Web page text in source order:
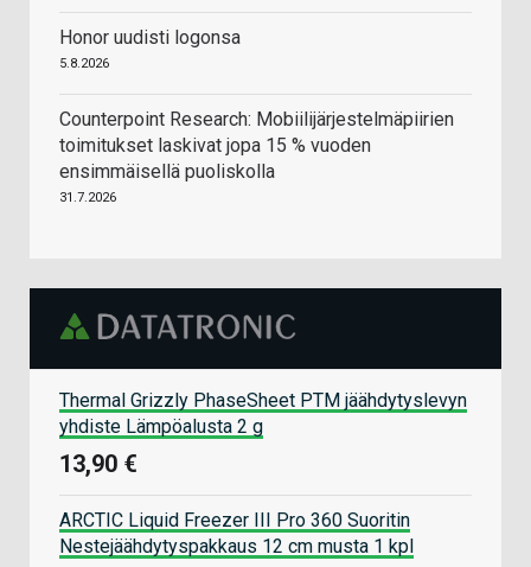
Honor uudisti logonsa
5.8.2026
Counterpoint Research: Mobiilijärjestelmäpiirien
toimitukset laskivat jopa 15 % vuoden
ensimmäisellä puoliskolla
31.7.2026
Thermal Grizzly PhaseSheet PTM jäähdytyslevyn
yhdiste Lämpöalusta 2 g
13,90 €
ARCTIC Liquid Freezer III Pro 360 Suoritin
Nestejäähdytyspakkaus 12 cm musta 1 kpl